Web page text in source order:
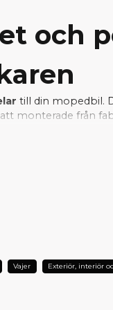
och
till din mopedbil.
monterade från
fungerar
DIN
Vajer Exteriör, interiör